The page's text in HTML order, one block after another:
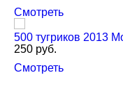
Смотреть
500 тугриков 2013
250 руб.
Смотреть